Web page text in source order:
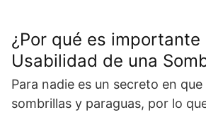
¿Por qué es importante
Usabilidad de una
Para nadie es un secreto en que
sombrillas y paraguas, por lo